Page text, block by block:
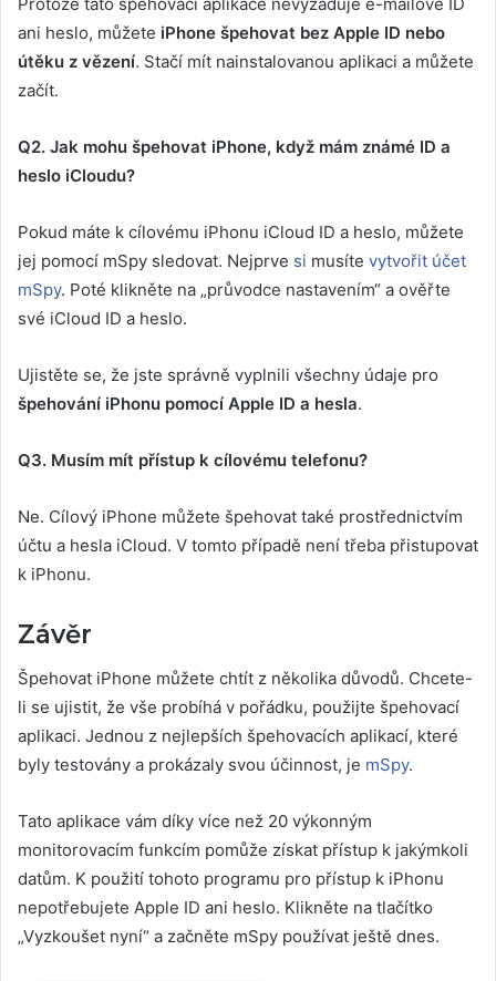
ani heslo, můžete iPhone špehovat bez Apple ID nebo
útěku z vězení. Stačí mít nainstalovanou aplikaci a můžete
začít.
Q2. Jak mohu špehovat iPhone, když mám známé ID a
heslo iCloudu?
Pokud máte k cílovému iPhonu iCloud ID a heslo, můžete
jej pomocí mSpy sledovat. Nejprve si musíte vytvořit účet
mSpy. Poté klikněte na „průvodce nastavením“ a ověřte
své iCloud ID a heslo.
Ujistěte se, že jste správně vyplnili všechny údaje pro
špehování iPhonu pomocí Apple ID a hesla.
Q3. Musím mít přístup k cílovému telefonu?
Ne. Cílový iPhone můžete špehovat také prostřednictvím
účtu a hesla iCloud. V tomto případě není třeba přistupovat
k iPhonu.
Závěr
Špehovat iPhone můžete chtít z několika důvodů. Chcete-
li se ujistit, že vše probíhá v pořádku, použijte špehovací
aplikaci. Jednou z nejlepších špehovacích aplikací, které
byly testovány a prokázaly svou účinnost, je mSpy.
Tato aplikace vám díky více než 20 výkonným
monitorovacím funkcím pomůže získat přístup k jakýmkoli
datům. K použití tohoto programu pro přístup k iPhonu
nepotřebujete Apple ID ani heslo. Klikněte na tlačítko
„Vyzkoušet nyní“ a začněte mSpy používat ještě dnes.